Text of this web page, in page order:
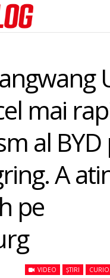
mai
al BYD
A
pe
VIDEO ȘTIRI